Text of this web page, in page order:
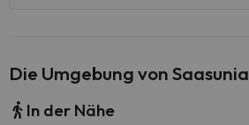
Die Umgebung von Saasunia
In der Nähe